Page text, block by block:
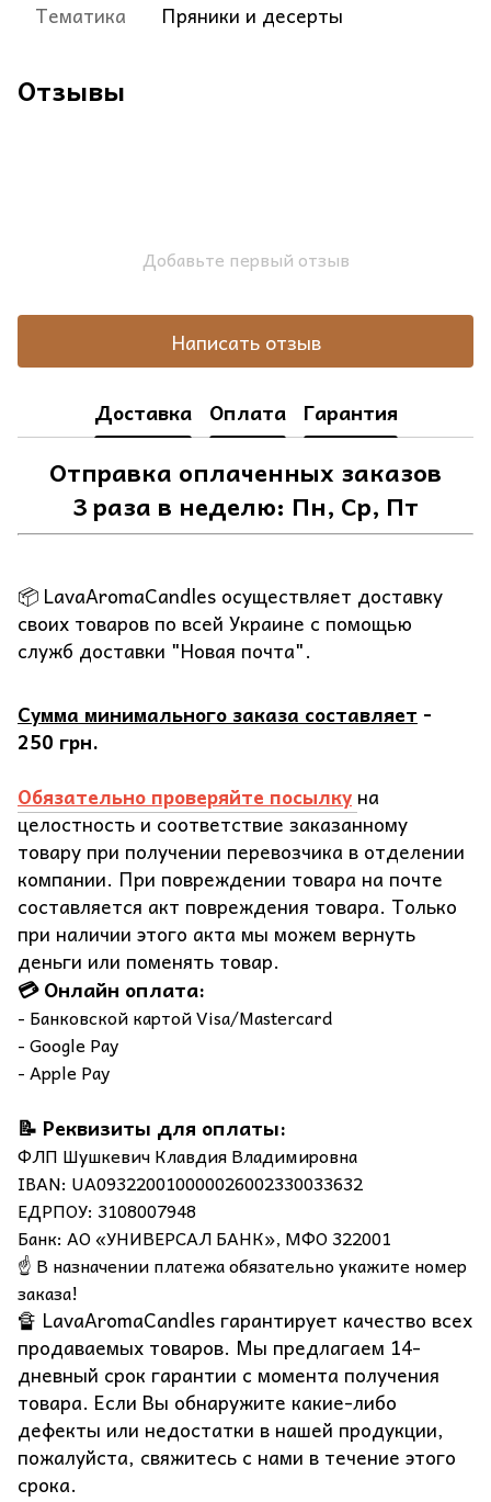
Тематика Пряники и десерты
Отзывы
Добавьте первый отзыв
Написать отзыв
Доставка Оплата Гарантия
Отправка оплаченных заказов
3 раза в неделю: Пн, Ср, Пт
📦 LavaAromaCandles осуществляет доставку
своих товаров по всей Украине с помощью
служб доставки "Новая почта".
Сумма минимального заказа составляет -
250 грн.
Обязательно проверяйте посылку на
целостность и соответствие заказанному
товару при получении перевозчика в отделении
компании. При повреждении товара на почте
составляется акт повреждения товара. Только
при наличии этого акта мы можем вернуть
деньги или поменять товар.
💳 Онлайн оплата:
- Банковской картой Visa/Mastercard
- Google Pay
- Apple Pay
📝 Реквизиты для оплаты:
ФЛП Шушкевич Клавдия Владимировна
IBAN: UA093220010000026002330033632
ЕДРПОУ: 3108007948
Банк: АО «УНИВЕРСАЛ БАНК», МФО 322001
☝️ В назначении платежа обязательно укажите номер
заказа!
🔏 LavaAromaCandles гарантирует качество всех
продаваемых товаров. Мы предлагаем 14-
дневный срок гарантии с момента получения
товара. Если Вы обнаружите какие-либо
дефекты или недостатки в нашей продукции,
пожалуйста, свяжитесь с нами в течение этого
срока.